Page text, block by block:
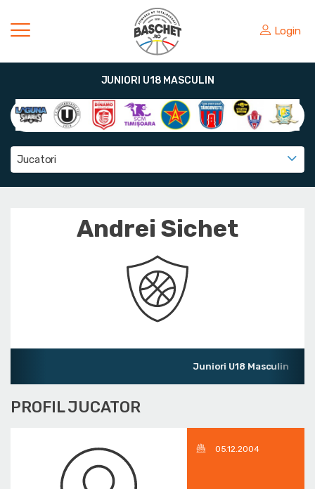
Login
JUNIORI U18 MASCULIN
Jucatori
Andrei Sichet
Juniori U18 Masculin
PROFIL JUCATOR
05.12.2004